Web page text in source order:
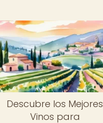
Descubre los Mejores
Vinos para